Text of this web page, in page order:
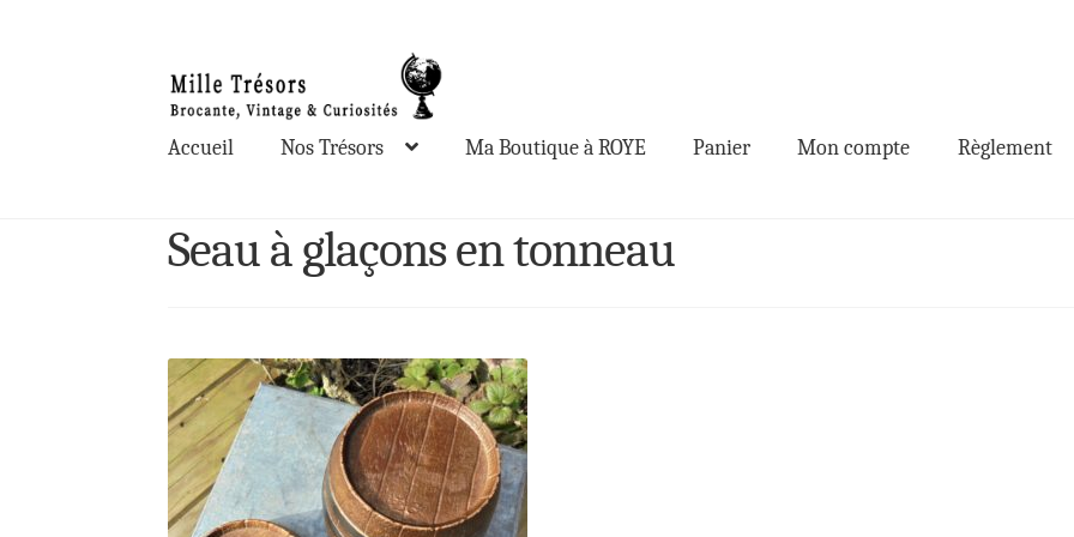
à
la
navigation
au
contenu
Accueil Nos Trésors Ma Boutique à ROYE Panier Mon compte Règlement
Seau à glaçons en tonneau